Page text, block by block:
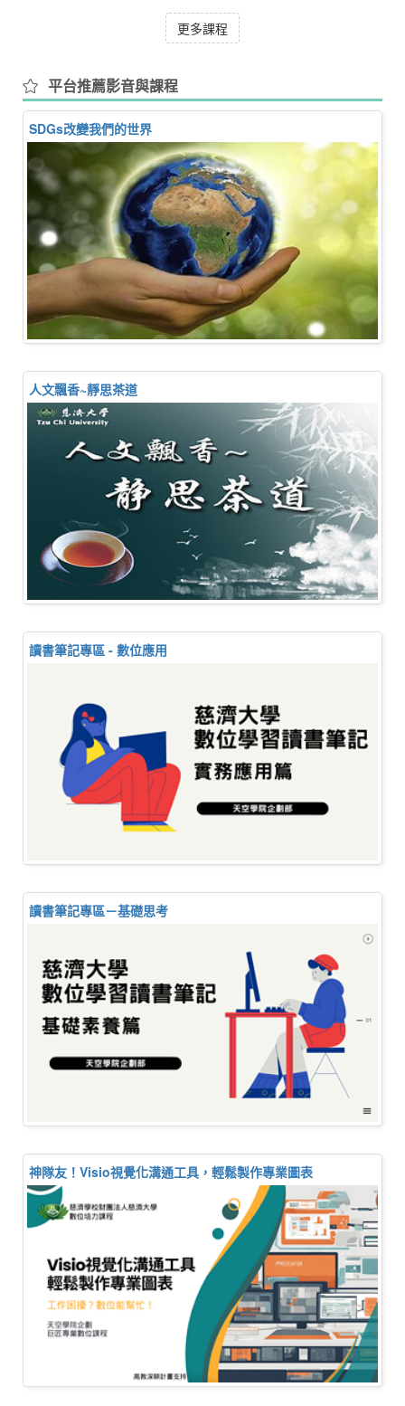
更多課程
平台推薦影音與課程
SDGs改變我們的世界
人文飄香~靜思茶道
讀書筆記專區 - 數位應用
讀書筆記專區－基礎思考
神隊友！Visio視覺化溝通工具，輕鬆製作專業圖表